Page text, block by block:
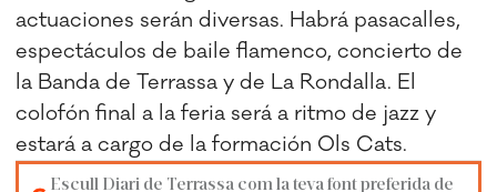
actuaciones serán diversas. Habrá pasacalles,
espectáculos de baile flamenco, concierto de
la Banda de Terrassa y de La Rondalla. El
colofón final a la feria será a ritmo de jazz y
estará a cargo de la formación Ols Cats.
Escull Diari de Terrassa com la teva font preferida de